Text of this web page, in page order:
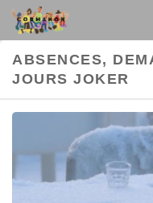
Au dessous du
ABSENCES,
JOURS JOKER